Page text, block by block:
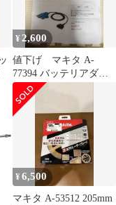
¥ 2,600
値下げ マキタ A-
77394 バッテリアダプ
タ 1.6m
¥6,500
マキタ A-53512 205mm